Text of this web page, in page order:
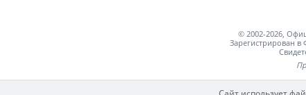
© 2002-2026,
Зарегистрирован